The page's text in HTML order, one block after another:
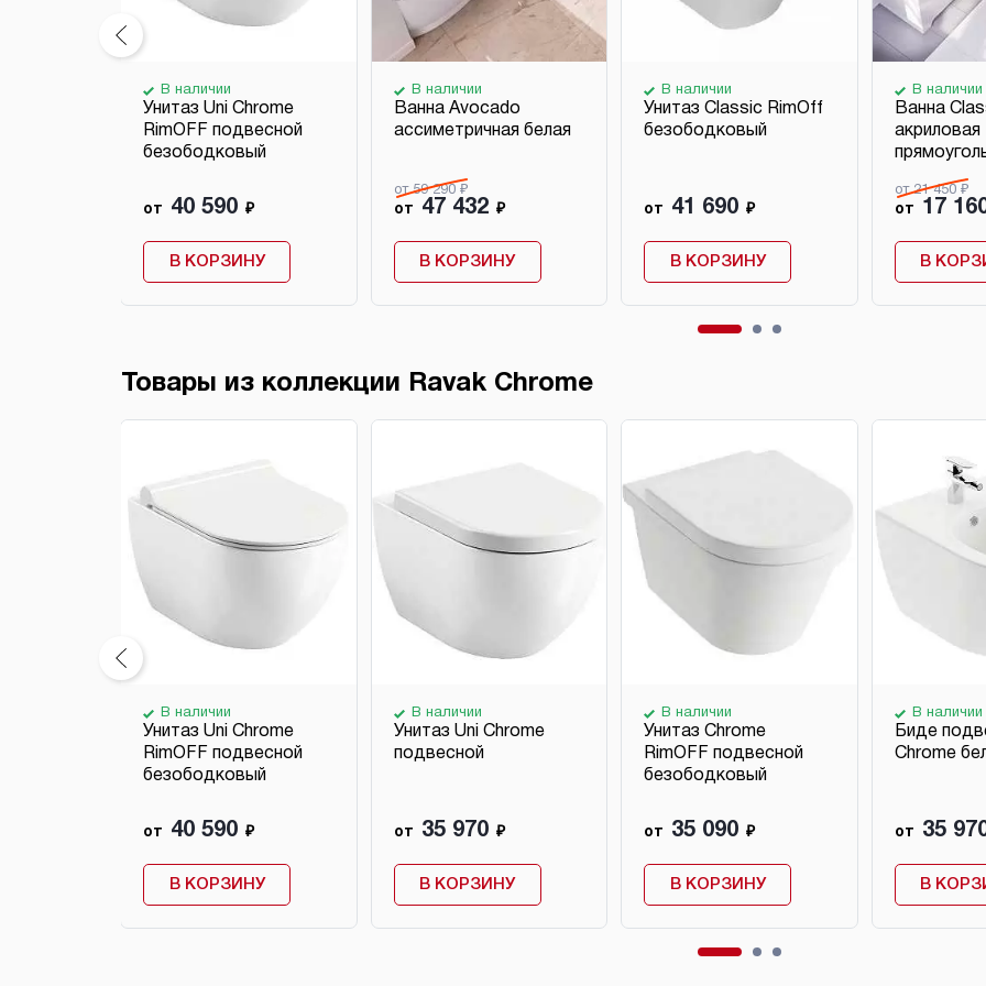
В наличии
Унитаз Uni Chrome
RimOFF подвесной
безободковый
от 40 590 ₽
В КОРЗИНУ
В наличии
Ванна Avocado
ассиметричная белая
от 59 290 ₽
от 47 432 ₽
В КОРЗИНУ
В наличии
Унитаз Classic RimOff
безободковый
от 41 690 ₽
В КОРЗИНУ
В наличии
Ванна
акриловая
от 21 450 ₽
от 17
В
Товары из коллекции Ravak Chrome
В наличии
Унитаз Uni Chrome
RimOFF подвесной
безободковый
от 40 590 ₽
В КОРЗИНУ
В наличии
Унитаз Uni Chrome
подвесной
от 35 970 ₽
В КОРЗИНУ
В наличии
Унитаз Chrome
RimOFF подвесной
безободковый
от 35 090 ₽
В КОРЗИНУ
В наличии
Биде
Chrome
от 35
В